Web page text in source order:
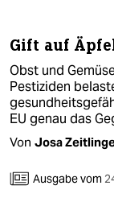
Gift auf
Obst und
Pestiziden
EU genau das
Von Josa
Ausgabe vom